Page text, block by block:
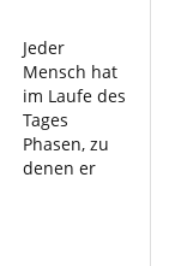
Jeder
Mensch hat
im Laufe des
Tages
Phasen, zu
denen er